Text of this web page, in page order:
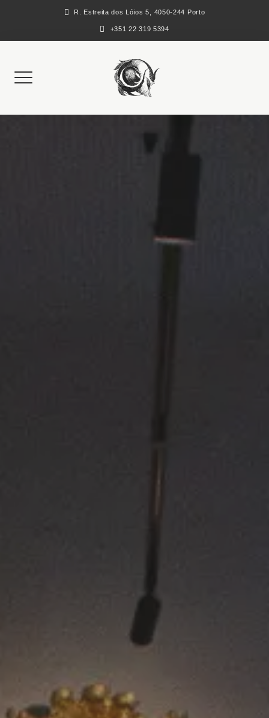
content
R. Estreita dos Lóios 5, 4050-244 Porto
+351 22 319 5394